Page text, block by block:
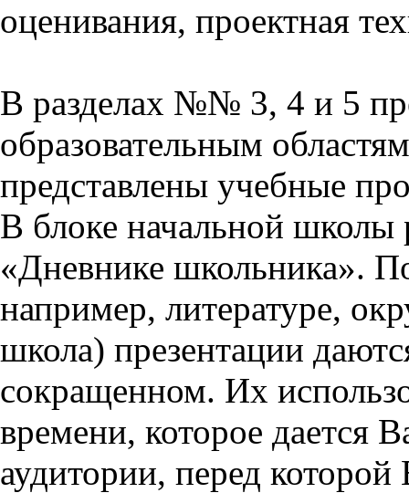
оценивания, проектная
В разделах №№ 3, 4 и 5
образовательным
представлены учебные
В блоке начальной школы
«Дневнике школьника».
например, литературе,
школа) презентации
сокращенном. Их
времени, которое дается
аудитории, перед